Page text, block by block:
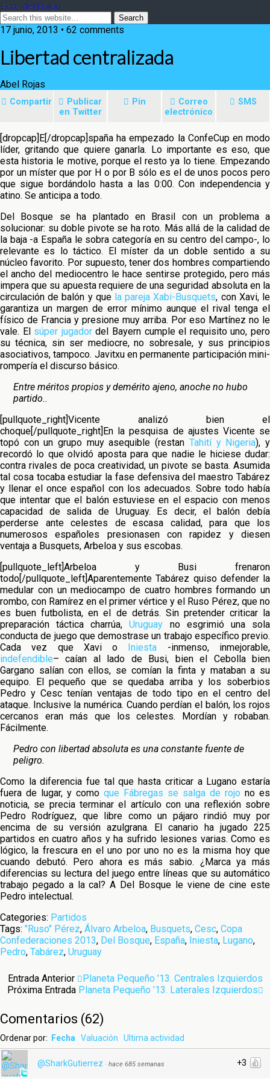
Ecos del Balón
17 junio, 2013 • 62 comments
Libertad centralizada
Abel Rojas
Compartir
Publicar
en Twitter
Pin
Correo
electrónico
SMS
[dropcap]E[/dropcap]spaña ha empezado la ConfeCup en modo
líder, gritando que quiere ganarla. Lo importante es eso, que
esta historia le motive, porque el resto ya lo tiene. Empezando
por un míster que por H o por B sólo es el de unos pocos pero
que sigue bordándolohasta a las 0:00. Con independencia y
atino. Se anticipa a todo.
Del Bosque se ha plantado en Brasil con un problema a
solucionar: su doble pivote se ha roto. Más allá de la calidad de
la baja -a España le sobra categoría en su centro del campo-, lo
relevante es lo táctico. El míster da un doble sentido a su
núcleo favorito. Por supuesto, tener dos hombres compartiendo
el ancho del mediocentro le hace sentirse protegido, pero más
impera que su apuesta requiere de una seguridad absoluta en la
circulación de balón y que la pareja Xabi-Busquets, con Xavi, le
garantiza un margen de error mínimo aunque el rival tenga el
físico de Francia y presione muy arriba. Por eso Martínez no le
vale. El súper jugadordel Bayern cumple el requisito uno, pero
su técnica, sin ser mediocre, no sobresale, y sus principios
asociativos, tampoco. Javitxu en permanente participación mini-
rompería el discurso básico.
Entre méritos propios y demérito ajeno, anoche no hubo
partido..
[pullquote_right]Vicente analizó bien el
choque[/pullquote_right]En la pesquisa de ajustes Vicente se
topó con un grupo muy asequible (restan Tahití y Nigeria), y
recordó lo que olvidó aposta para que nadie le hiciese dudar:
contra rivales de poca creatividad, un pivote se basta. Asumida
tal cosa tocaba estudiar la fase defensiva del maestro Tabárez
y llenar el once español con los adecuados. Sobre todo había
que intentar que el balón estuviese en el espacio con menos
capacidad de salida de Uruguay. Es decir, el balón debía
perderse ante celestes de escasa calidad, para que los
numerosos españoles presionasen con rapidez y diesen
ventaja a Busquets, Arbeloa y sus escobas.
[pullquote_left]Arbeloa y Busi frenaron
todo[/pullquote_left]Aparentemente Tabárez quiso defender la
medular con un mediocampo de cuatro hombres formando un
rombo, con Ramírez en el primer vértice y el Ruso Pérez, que no
es buen futbolista, en el de detrás. Sin pretender criticar la
preparación táctica charrúa,Uruguay no esgrimió una sola
conducta de juego que demostrase un trabajo específico previo.
Cada vez que Xavi o Iniesta -inmenso, inmejorable,
indefendible– caían al lado de Busi, bien el Cebolla bien
Gargano salían con ellos, se comían la finta y mataban a su
equipo. El pequeño que se quedaba arriba y los soberbios
Pedro y Cesc tenían ventajas de todo tipo en el centro del
ataque. Inclusive la numérica. Cuando perdían el balón, los rojos
cercanos eran más que los celestes. Mordían y robaban.
Fácilmente.
Pedro con libertad absoluta es una constante fuente de
peligro.
Como la diferencia fue tal que hasta criticar a Lugano estaría
fuera de lugar, y como que Fábregas se salga de rojo no es
noticia, se precia terminar el artículo con una reflexión sobre
Pedro Rodríguez, que libre como un pájaro rindió muy por
encima de su versión azulgrana. El canario ha jugado 225
partidos en cuatro años y ha sufrido lesiones varias. Como es
lógico, la frescura en el uno por uno no es la misma hoy que
cuando debutó. Pero ahora es más sabio. ¿Marca ya más
diferencias su lectura del juego entre líneas que su automático
trabajo pegado a la cal? A Del Bosque le viene de cine este
Pedro intelectual.
Categories: Partidos
Tags: "Ruso" Pérez, Álvaro Arbeloa, Busquets, Cesc, Copa
Confederaciones 2013, Del Bosque, España, Iniesta, Lugano,
Pedro, Tabárez, Uruguay
Entrada Anterior
Planeta Pequeño ’13. Centrales Izquierdos
Próxima Entrada Planeta Pequeño ’13. Laterales Izquierdos
Comentarios (62)
Ordenar por: Fecha Valuación Ultima actividad
+3
@SharkGutierrez · hace 685 semanas